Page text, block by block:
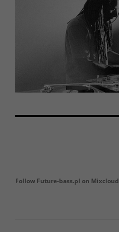
Follow Future-bass.pl on Mixcloud